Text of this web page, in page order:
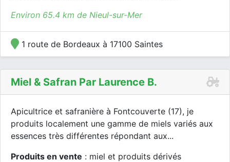
Environ 65.4 km de Nieul-sur-Mer
1 route de Bordeaux à 17100 Saintes
Miel & Safran Par Laurence B.
Apicultrice et safranière à Fontcouverte (17), je
produits localement une gamme de miels variés aux
essences très différentes répondant aux...
Produits en vente : miel et produits dérivés